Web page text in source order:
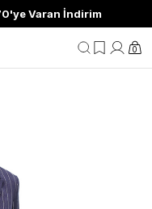
Varan İndirim
0